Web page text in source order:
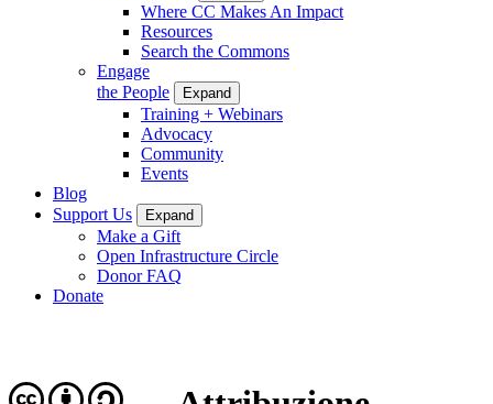
Where CC Makes An Impact
Resources
Search the Commons
Engage
the People
Expand
Training + Webinars
Advocacy
Community
Events
Blog
Support Us
Expand
Make a Gift
Open Infrastructure Circle
Donor FAQ
Donate